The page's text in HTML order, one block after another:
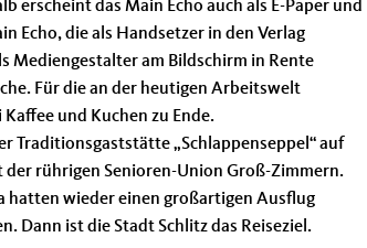
erscheint das Main Echo auch als E-Paper und
Echo, die als Handsetzer in den Verlag
Mediengestalter am Bildschirm in Rente
Für die an der heutigen Arbeitswelt
und Kuchen zu Ende.
Traditionsgaststätte „Schlappenseppel“ auf
rührigen Senioren-Union Groß-Zimmern.
hatten wieder einen großartigen Ausflug
Dann ist die Stadt Schlitz das Reiseziel.